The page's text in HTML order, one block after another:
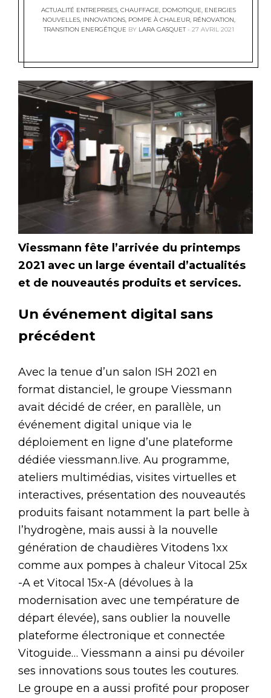
ACTUALITÉ ENTREPRISES, CHAUFFAGE, DOMOTIQUE, ENERGIES
NOUVELLES, INNOVATIONS, POMPE À CHALEUR, RÉNOVATION,
TRANSITION ENERGÉTIQUE BY LARA GASQUET 27 AVRIL 2021
Viessmann fête l’arrivée du printemps
2021 avec un large éventail d’actualités
et de nouveautés produits et services.
Un événement digital sans
précédent
Avec la tenue d’un salon ISH 2021 en
format distanciel, le groupe Viessmann
avait décidé de créer, en parallèle, un
événement digital unique via le
déploiement en ligne d’une plateforme
dédiée viessmann.live. Au programme,
ateliers multimédias, visites virtuelles et
interactives, présentation des nouveautés
produits faisant notamment la part belle à
l’hydrogène, mais aussi à la nouvelle
génération de chaudières Vitodens 1xx
comme aux pompes à chaleur Vitocal 25x
-A et Vitocal 15x-A (dévolues à la
modernisation avec une température de
départ élevée), sans oublier la nouvelle
plateforme électronique et connectée
Vitoguide… Viessmann a ainsi pu dévoiler
ses innovations sous toutes les coutures.
Le groupe en a aussi profité pour proposer